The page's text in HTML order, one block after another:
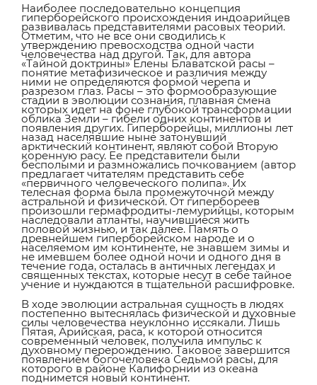
Наиболее последовательно концепция
гиперборейского происхождения индоарийцев
развивалась представителями расовых теорий.
Отметим, что не все они сводились к
утверждению превосходства одной части
человечества над другой. Так, для автора
«Тайной доктрины» Елены Блаватской расы –
понятие метафизическое и различия между
ними не определяются формой черепа и
разрезом глаз. Расы – это формообразующие
стадии в эволюции сознания, плавная смена
которых идет на фоне глубокой трансформации
облика Земли – гибели одних континентов и
появления других. Гиперборейцы, миллионы лет
назад населявшие ныне затонувший
арктический континент, являют собой Вторую
коренную расу. Ее представители были
бесполыми и размножались почкованием (автор
предлагает читателям представить себе
«первичного человеческого полипа». Их
телесная форма была промежуточной между
астральной и физической. От гипербореев
произошли гермафродиты-лемурийцы, которым
наследовали атланты, научившиеся жить
половой жизнью, и так далее. Память о
древнейшем гиперборейском народе и о
населяемом им континенте, не знавшем зимы и
не имевшем более одной ночи и одного дня в
течение года, осталась в античных легендах и
священных текстах, которые несут в себе тайное
учение и нуждаются в тщательной расшифровке.
В ходе эволюции астральная сущность в людях
постепенно вытеснялась физической и духовные
силы человечества неуклонно иссякали. Лишь
Пятая, Арийская, раса, к которой относится
современный человек, получила импульс к
духовному перерождению. Таковое завершится
появлением богочеловека Седьмой расы, для
которого в районе Калифорнии из океана
поднимется новый континент.